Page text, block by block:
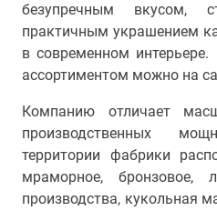
безупречным вкусом,
практичным украшением
в современном
ассортиментом можно на
Компанию отличает
производственных
территории фабрики
мраморное, бронзовое,
производства, кукольная